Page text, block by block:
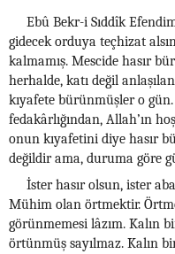
Ebû Bekr-i Sıddîk
gidecek orduya teçhizat
kalmamış. Mescide hasır
herhalde, katı değil
kıyafete bürünmüşler o
fedakârlığından, Allah’ın
onun kıyafetini diye hasır
değildir ama, duruma göre
İster hasır olsun, ister
Mühim olan örtmektir.
görünmemesi lâzım. Kalın
örtünmüş sayılmaz. Kalın